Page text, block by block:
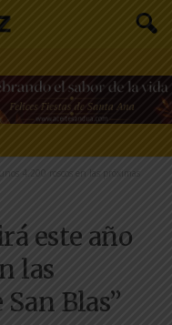
4.200 roscos en las próximas
este año
las
Blas”